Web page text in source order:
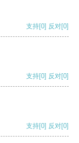
支持[0] 反对[0]
支持[0] 反对[0]
支持[0] 反对[0]